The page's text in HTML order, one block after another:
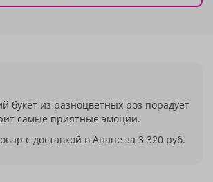
букет из разноцветных роз порадует
самые приятные эмоции.
с доставкой в Анапе за 3 320 руб.